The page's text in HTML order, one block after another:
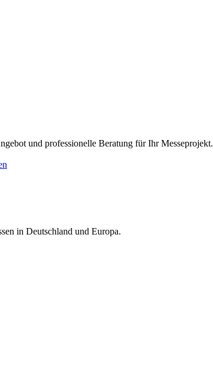
und professionelle Beratung für Ihr Messeprojekt.
in Deutschland und Europa.